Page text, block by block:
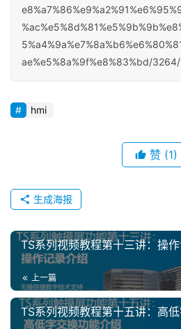
页
网
络
课
堂
专
ae%e5%8a%9f%e8%83%bd/3264/
hmi
赞 (1)
生成海报
TS系列视频教程第十三讲：操
上一篇
TS系列视频教程第十五讲：高